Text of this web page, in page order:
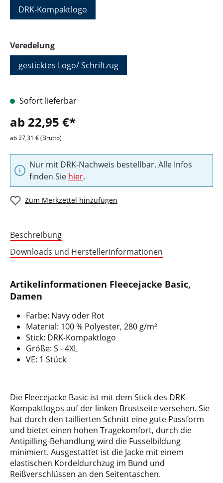
DRK-Kompaktlogo
Veredelungauswählen
gesticktes Logo/ Schriftzug
Sofort lieferbar
ab 22,95 €*
ab 27,31 € (Brutto)
Nur mit DRK-Nachweis bestellbar. Alle Infos
finden Sie hier.
Zum Merkzettel hinzufügen
Beschreibung
Downloads und Herstellerinformationen
Artikelinformationen Fleecejacke Basic,
Damen
Farbe: Navy oder Rot
Material: 100 % Polyester, 280 g/m²
Stick: DRK-Kompaktlogo
Größe: S - 4XL
VE: 1 Stück
Die Fleecejacke Basic ist mit dem Stick des DRK-
Kompaktlogos auf der linken Brustseite versehen. Sie
hat durch den taillierten Schnitt eine gute Passform
und bietet einen hohen Tragekomfort, durch die
Antipilling-Behandlung wird die Fusselbildung
minimiert. Ausgestattet ist die Jacke mit einem
elastischen Kordeldurchzug im Bund und
Reißverschlüssen an den Seitentaschen.